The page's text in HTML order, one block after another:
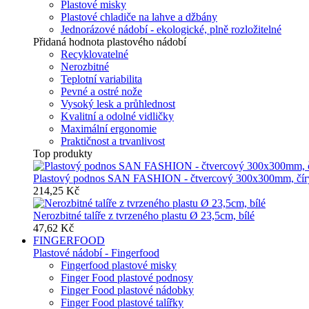
Plastové misky
Plastové chladiče na lahve a džbány
Jednorázové nádobí - ekologické, plně rozložitelné
Přidaná hodnota plastového nádobí
Recyklovatelné
Nerozbitné
Teplotní variabilita
Pevné a ostré nože
Vysoký lesk a průhlednost
Kvalitní a odolné vidličky
Maximální ergonomie
Praktičnost a trvanlivost
Top produkty
Plastový podnos SAN FASHION - čtvercový 300x300mm,
214,25 Kč
Nerozbitné talíře z tvrzeného plastu Ø 23,5cm, bílé
47,62 Kč
FINGERFOOD
Plastové nádobí - Fingerfood
Fingerfood plastové misky
Finger Food plastové podnosy
Finger Food plastové nádobky
Finger Food plastové talířky